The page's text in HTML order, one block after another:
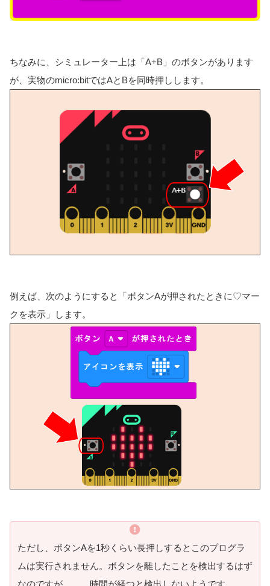
ちなみに、シミュレーター上は「A+B」のボタンがあります
が、実物のmicro:bitではAとBを同時押しします。
例えば、次のようにすると「ボタンAが押されたときに♡マー
クを表示」します。
ただし、ボタンAを1秒くらい長押しするとこのプログラ
ムは実行されません。ボタンを離したことを検出するはず
なのですが、、、時間が経つと検出しないようです。